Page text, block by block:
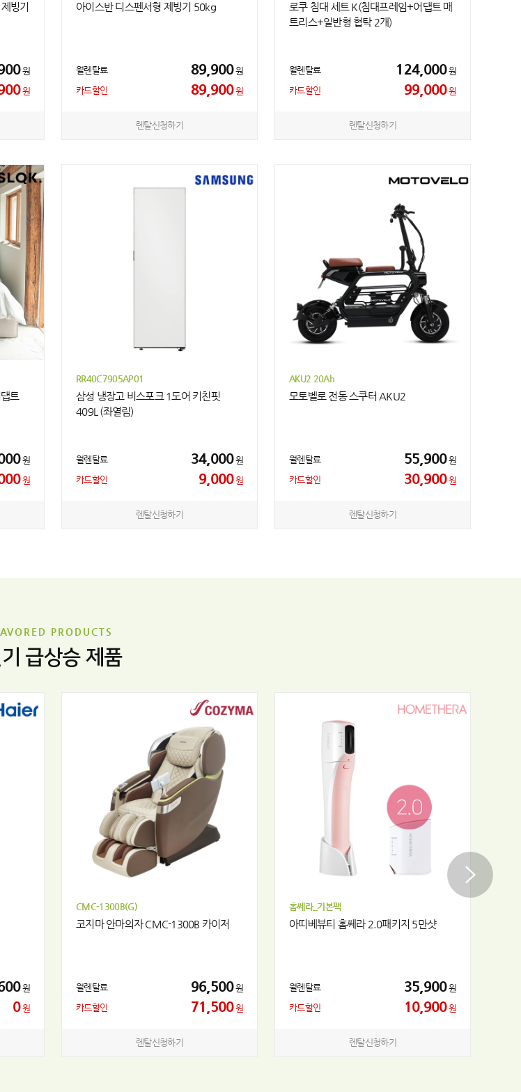
빙기
원
원
아이스반 디스펜서형 제빙기 50kg
월렌탈료 89,900원
카드할인
89,900원
렌탈신청하기
로쿠 침대 세트 K(침대프레임+어댑트 매
트리스+일반형 협탁 2개)
월렌탈료 124,000원
카드할인
99,000원
렌탈신청하기
트
원
원
RR40C7905AP01
삼성 냉장고 비스포크 1도어 키친핏
409L (좌열림)
월렌탈료 34,000원
카드할인
9,000원
렌탈신청하기
AKU2 20Ah
모토벨로 전동 스쿠터 AKU2
월렌탈료 55,900원
카드할인
30,900원
렌탈신청하기
PRODUCTS
급상승 제품
원
0원
CMC-1300B(G)
코지마 안마의자 CMC-1300B 카이저
월렌탈료 96,500원
카드할인
71,500원
렌탈신청하기
홈쎄라_기본팩
아띠베뷰티 홈쎄라 2.0패키지 5만샷
월렌탈료 35,900원
카드할인
10,900원
렌탈신청하기